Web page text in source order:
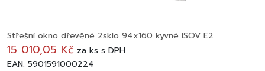
Střešní okno dřevěné 2sklo 94x160 kyvné ISOV E2
15 010,05 Kč za ks s DPH
EAN: 5901591000224